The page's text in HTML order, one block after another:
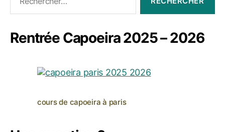
Rentrée Capoeira 2025 – 2026
cours de capoeira à paris